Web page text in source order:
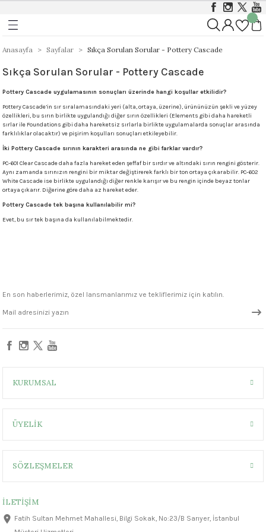
999 - 1305 °C
999-1305 °C
999 - 1046 °C
Foundations Sırları 999 - 1046
Opak
Mat
Yarı Şeffaf
- 1046 °C
1046 °C
°C
Stoneware 1186 - 1305 °C
Stoneware Klasik, Kristal ve Mat Sırlar
Stoneware Parlak (Gloss) Sırlar
Stoneware Özellikli ve Dokulu Sırlar
Stoneware Engobe
°C
1046 °C
Sırlar 1030 - 1050 °C
Sırlar 1190 - 1230 °C
Sırlar 1030°C – 1050°C
- 1230 °C
Anasayfa Sayfalar Sıkça Sorulan Sorular - Pottery Cascade
Sıkça Sorulan Sorular - Pottery Cascade
Pottery Cascade uygulamasının sonuçları üzerinde hangi koşullar etkilidir?
Pottery Cascade’in sır sıralamasındaki yeri (alta, ortaya, üzerine), ürününüzün şekli ve yüzey
özellikleri, bu sırın birlikte uygulandığı diğer sırın özellikleri (Elements gibi daha hareketli
sırlar ile Foundations gibi daha hareketsiz sırlarla birlikte uygulamalarda sonuçlar arasında
farklılıklar olacaktır) ve pişirim koşulları sonuçları etkileyebilir.
İki Pottery Cascade sırının karakteri arasında ne gibi farklar vardır?
PC-601 Clear Cascade daha fazla hareket eden şeffaf bir sırdır ve altındaki sırın rengini gösterir.
Aynı zamanda sırınızın rengini bir miktar değiştirerek farklı bir ton ortaya çıkarabilir. PC-602
White Cascade ise birlikte uygulandığı diğer renkle karışır ve bu rengin içinde beyaz tonlar
ortaya çıkarır. Diğerine göre daha az hareket eder.
Pottery Cascade tek başına kullanılabilir mi?
Evet, bu sır tek başına da kullanılabilmektedir.
En son haberlerimiz, özel lansmanlarımız ve tekliflerimiz için katılın.
KURUMSAL
ÜYELİK
SÖZLEŞMELER
İLETİŞİM
Fatih Sultan Mehmet Mahallesi, Bilgi Sokak, No:23/B Sarıyer, İstanbul